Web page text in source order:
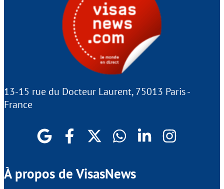
13-15 rue du Docteur Laurent, 75013 Paris -
France
À propos de VisasNews